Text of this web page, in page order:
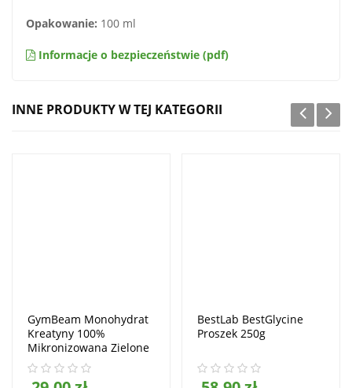
Opakowanie: 100 ml
Informacje o bezpieczeństwie (pdf)
INNE PRODUKTY W TEJ KATEGORII
GymBeam Monohydrat
Kreatyny 100%
Mikronizowana Zielone
Jabłko Proszek 500g
BestLab BestGlycine
Proszek 250g